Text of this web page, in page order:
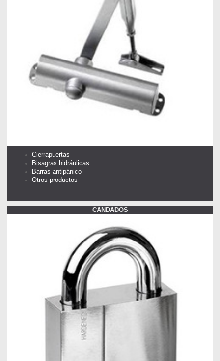
Cierrapuertas
Bisagras hidráulicas
Barras antipánico
Otros productos
CANDADOS